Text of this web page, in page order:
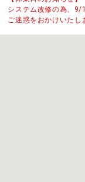
システム改修の為、9/
ご迷惑をおかけいたし